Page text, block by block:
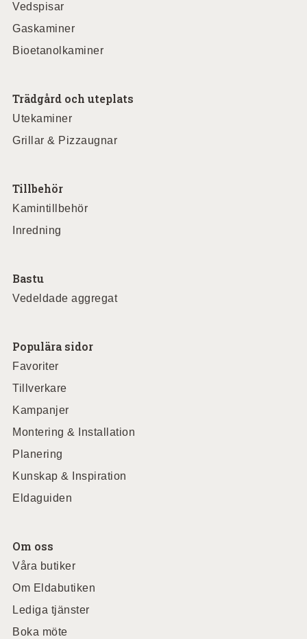
Vedspisar
Gaskaminer
Bioetanolkaminer
Trädgård och uteplats
Utekaminer
Grillar & Pizzaugnar
Tillbehör
Kamintillbehör
Inredning
Bastu
Vedeldade aggregat
Populära sidor
Favoriter
Tillverkare
Kampanjer
Montering & Installation
Planering
Kunskap & Inspiration
Eldaguiden
Om oss
Våra butiker
Om Eldabutiken
Lediga tjänster
Boka möte